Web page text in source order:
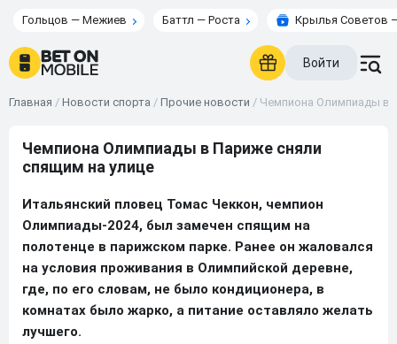
Гольцов — Межиев Баттл — Роста Крылья Советов
Войти
Главная / Новости спорта / Прочие новости / Чемпиона Олимпиады в
Чемпиона Олимпиады в Париже сняли
спящим на улице
Итальянский пловец Томас Чеккон, чемпион
Олимпиады-2024, был замечен спящим на
полотенце в парижском парке. Ранее он жаловался
на условия проживания в Олимпийской деревне,
где, по его словам, не было кондиционера, в
комнатах было жарко, а питание оставляло желать
лучшего.